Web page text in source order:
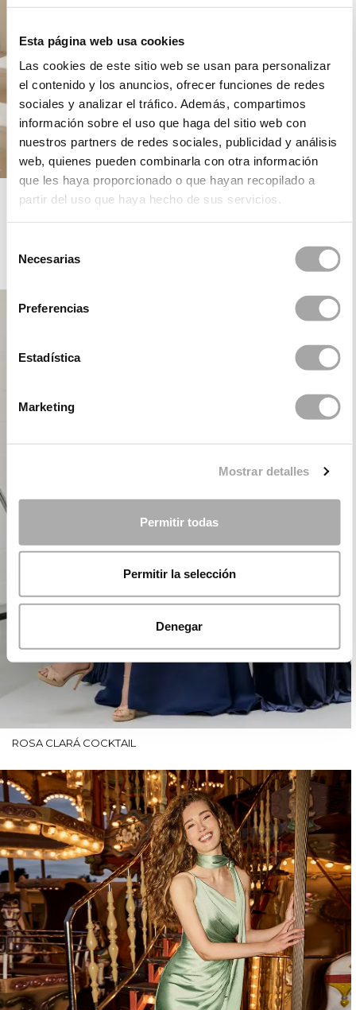
Esta página web usa cookies
Las cookies de este sitio web se usan para personalizar
el contenido y los anuncios, ofrecer funciones de redes
sociales y analizar el tráfico. Además, compartimos
información sobre el uso que haga del sitio web con
nuestros partners de redes sociales, publicidad y análisis
web, quienes pueden combinarla con otra información
que les haya proporcionado o que hayan recopilado a
partir del uso que haya hecho de sus servicios.
Necesarias
Preferencias
Estadística
Marketing
Mostrar detalles
Permitir todas
Permitir la selección
Denegar
ROSA CLARÁ DREAMS
PARTY
ROSA CLARÁ COCKTAIL